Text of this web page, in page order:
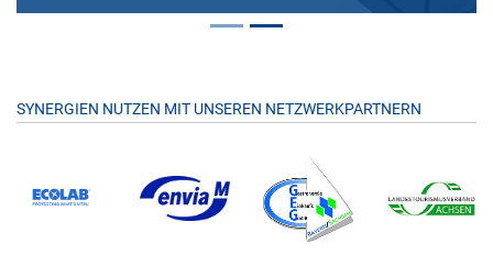
SYNERGIEN NUTZEN MIT UNSEREN NETZWERKPARTNERN